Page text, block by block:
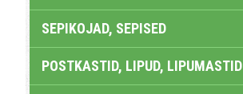
SEPIKOJAD, SEPISED
POSTKASTID, LIPUD, LIPUMASTID